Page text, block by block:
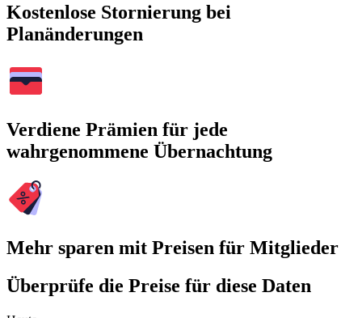
Kostenlose Stornierung bei
Planänderungen
Verdiene Prämien für jede
wahrgenommene Übernachtung
Mehr sparen mit Preisen für Mitglieder
Überprüfe die Preise für diese Daten